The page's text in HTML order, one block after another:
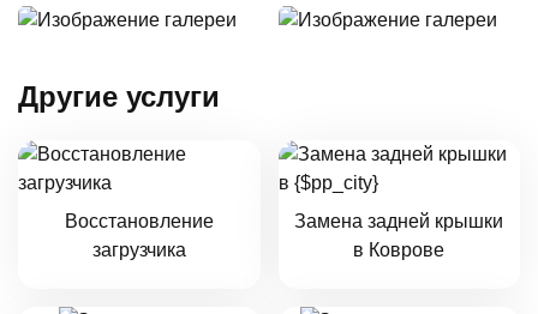
Другие услуги
Восстановление
загрузчика
Замена задней крышки
в Коврове